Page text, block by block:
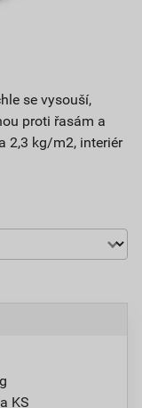
se vysouší,
proti řasám a
2,3 kg/m2, interiér
KS